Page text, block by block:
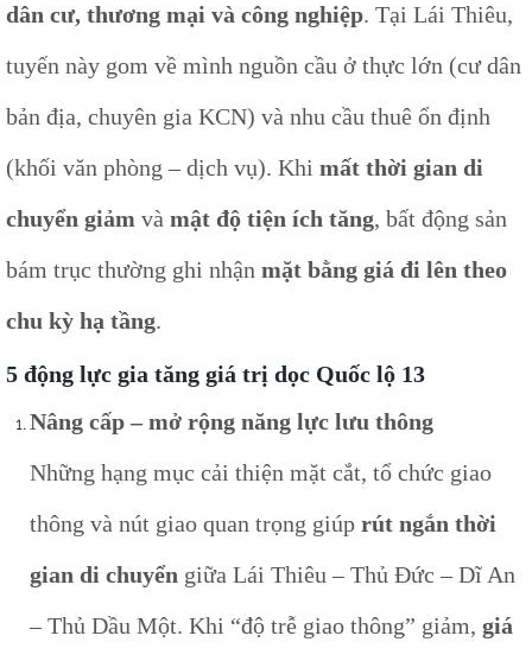
dân cư, thương mại và công nghiệp. Tại Lái Thiêu,
tuyến này gom về mình nguồn cầu ở thực lớn (cư dân
bản địa, chuyên gia KCN) và nhu cầu thuê ổn định
(khối văn phòng – dịch vụ). Khi mất thời gian di
chuyển giảm và mật độ tiện ích tăng, bất động sản
bám trục thường ghi nhận mặt bằng giá đi lên theo
chu kỳ hạ tầng.
5 động lực gia tăng giá trị dọc Quốc lộ 13
Nâng cấp – mở rộng năng lực lưu thông
Những hạng mục cải thiện mặt cắt, tổ chức giao
thông và nút giao quan trọng giúp rút ngắn thời
gian di chuyển giữa Lái Thiêu – Thủ Đức – Dĩ An
– Thủ Dầu Một. Khi “độ trễ giao thông” giảm, giá